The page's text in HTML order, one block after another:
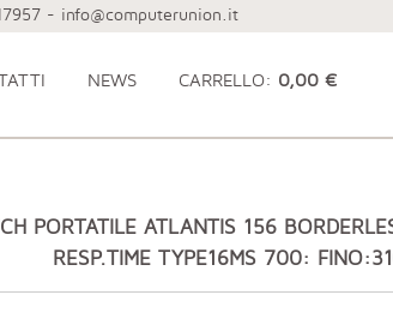
- info@computerunion.it
NEWS CARRELLO: 0,00 €
PORTATILE ATLANTIS 156
RESP.TIME TYPE16MS 700: